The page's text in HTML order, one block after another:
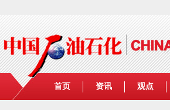
首页 资讯 观点